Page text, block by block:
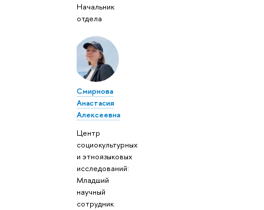
Начальник
отдела
Смирнова
Анастасия
Алексеевна
Центр
социокультурных
и этноязыковых
исследований:
Младший
научный
сотрудник